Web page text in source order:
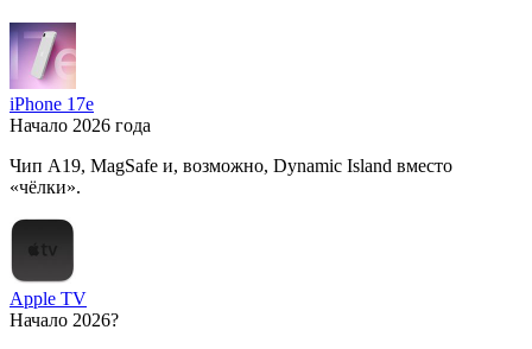
iPhone 17e
Начало 2026 года
Чип A19, MagSafe и, возможно, Dynamic Island вместо
«чёлки».
Apple TV
Начало 2026?